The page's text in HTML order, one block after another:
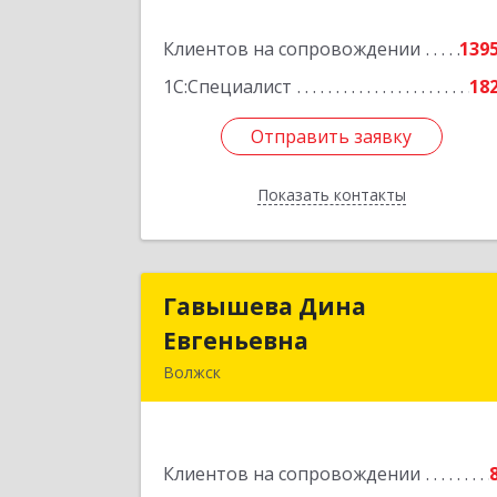
Клиентов на сопровождении
1С:Специалист
Отправить заявку
Показать контакты
Отправить заявку
Назад
Гавышева Дина
Евгеньевна
Волжск
Клиентов на сопровождении
Гавышева Дина